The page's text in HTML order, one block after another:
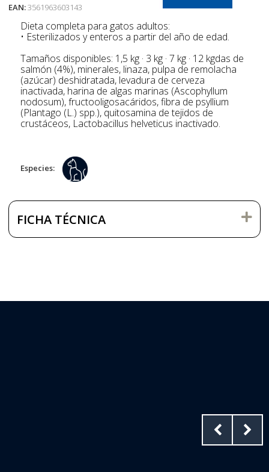
EAN:3561963603143
Dieta completa para gatos adultos:
• Esterilizados y enteros a partir del año de edad.
Tamaños disponibles: 1,5 kg · 3 kg · 7 kg · 12 kgdas de
salmón (4%), minerales, linaza, pulpa de remolacha
(azúcar) deshidratada, levadura de cerveza
inactivada, harina de algas marinas (Ascophyllum
nodosum), fructooligosacáridos, fibra de psyllium
(Plantago (L.) spp.), quitosamina de tejidos de
crustáceos, Lactobacillus helveticus inactivado.
Especies:
FICHA TÉCNICA